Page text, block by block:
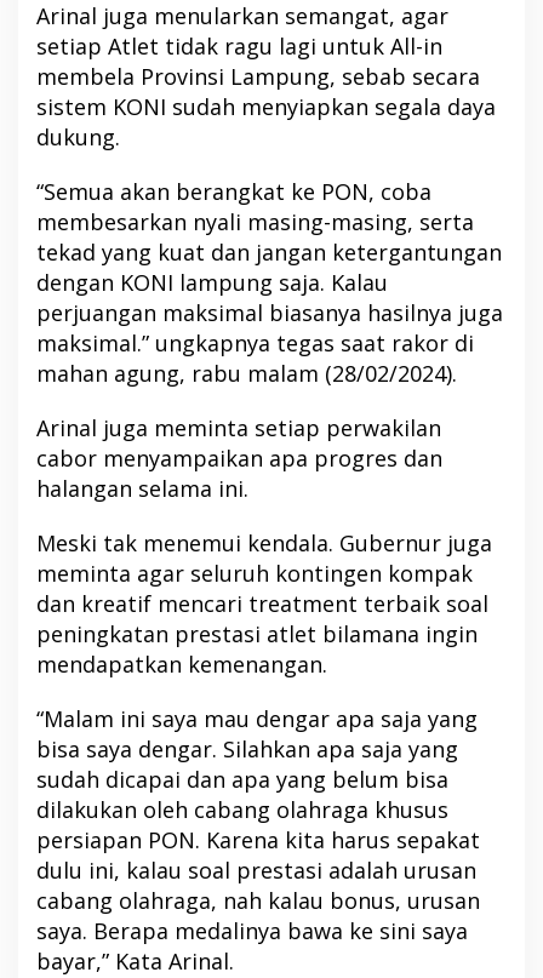
Arinal juga menularkan semangat, agar
setiap Atlet tidak ragu lagi untuk All-in
membela Provinsi Lampung, sebab secara
sistem KONI sudah menyiapkan segala daya
dukung.
“Semua akan berangkat ke PON, coba
membesarkan nyali masing-masing, serta
tekad yang kuat dan jangan ketergantungan
dengan KONI lampung saja. Kalau
perjuangan maksimal biasanya hasilnya juga
maksimal.” ungkapnya tegas saat rakor di
mahan agung, rabu malam (28/02/2024).
Arinal juga meminta setiap perwakilan
cabor menyampaikan apa progres dan
halangan selama ini.
Meski tak menemui kendala. Gubernur juga
meminta agar seluruh kontingen kompak
dan kreatif mencari treatment terbaik soal
peningkatan prestasi atlet bilamana ingin
mendapatkan kemenangan.
“Malam ini saya mau dengar apa saja yang
bisa saya dengar. Silahkan apa saja yang
sudah dicapai dan apa yang belum bisa
dilakukan oleh cabang olahraga khusus
persiapan PON. Karena kita harus sepakat
dulu ini, kalau soal prestasi adalah urusan
cabang olahraga, nah kalau bonus, urusan
saya. Berapa medalinya bawa ke sini saya
bayar,” Kata Arinal.